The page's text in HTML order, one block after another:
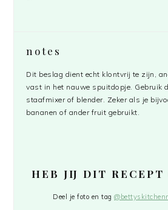
notes
Dit beslag dient echt klontvrij te zijn,
vast in het nauwe spuitdopje. Gebruik
staafmixer of blender. Zeker als je
bananen of ander fruit gebruikt.
HEB JIJ DIT RECEPT
Deel je foto en tag